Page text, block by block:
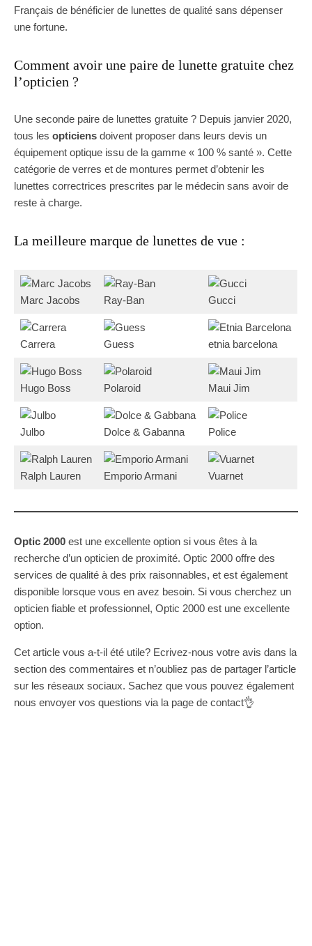
Français de bénéficier de lunettes de qualité sans dépenser
une fortune.
Comment avoir une paire de lunette gratuite chez
l’opticien ?
Une seconde paire de lunettes gratuite ? Depuis janvier 2020,
tous les opticiens doivent proposer dans leurs devis un
équipement optique issu de la gamme « 100 % santé ». Cette
catégorie de verres et de montures permet d’obtenir les
lunettes correctrices prescrites par le médecin sans avoir de
reste à charge.
La meilleure marque de lunettes de vue :
Marc Jacobs Ray-Ban Gucci
Carrera Guess etnia barcelona
Hugo Boss Polaroid Maui Jim
Julbo Dolce & Gabanna Police
Ralph Lauren Emporio Armani Vuarnet
Optic 2000 est une excellente option si vous êtes à la
recherche d’un opticien de proximité. Optic 2000 offre des
services de qualité à des prix raisonnables, et est également
disponible lorsque vous en avez besoin. Si vous cherchez un
opticien fiable et professionnel, Optic 2000 est une excellente
option.
Cet article vous a-t-il été utile? Ecrivez-nous votre avis dans la
section des commentaires et n’oubliez pas de partager l’article
sur les réseaux sociaux. Sachez que vous pouvez également
nous envoyer vos questions via la page de contact👌